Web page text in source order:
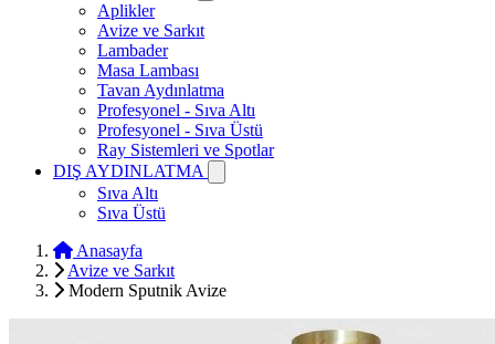
Aplikler
Avize ve Sarkıt
Lambader
Masa Lambası
Tavan Aydınlatma
Profesyonel - Sıva Altı
Profesyonel - Sıva Üstü
Ray Sistemleri ve Spotlar
DIŞ AYDINLATMA
Sıva Altı
Sıva Üstü
Anasayfa
Avize ve Sarkıt
Modern Sputnik Avize